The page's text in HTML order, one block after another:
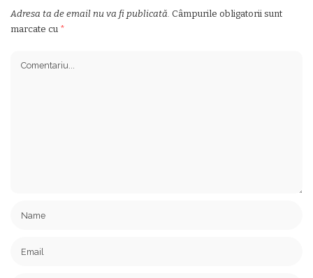
Adresa ta de email nu va fi publicată. Câmpurile obligatorii sunt
marcate cu *